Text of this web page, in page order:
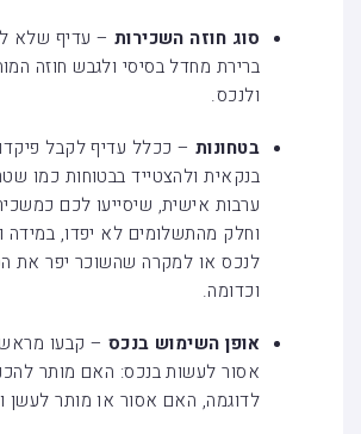
סוג חוזה השכירות – עדיף שלא
ברירת מחדל בסיסי ולגבש חוזה
ולנכס.
בטחונות – ככלל עדיף לקבל
בנקאית ולהצטייד בבטוחות כמו
ערבות אישית, שיסייעו לכם
וחלק מהתשלומים לא יפדו, במידה
לנכס או למקרה שהשוכר יפר את
וכדומה.
אופן השימוש בנכס – קבעו
אסור לעשות בנכס: האם מותר
לדוגמה, האם אסור או מותר לעשן